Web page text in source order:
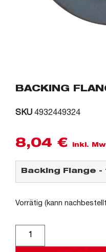
BACKING
SKU 4932449324
8,04 € inkl.
Vorrätig (kann